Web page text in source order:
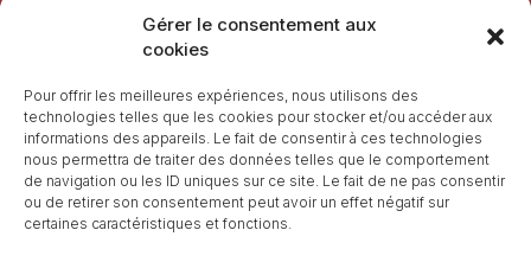
Gérer le consentement aux
cookies
Pour offrir les meilleures expériences, nous utilisons des
technologies telles que les cookies pour stocker et/ou accéder aux
informations des appareils. Le fait de consentir à ces technologies
nous permettra de traiter des données telles que le comportement
de navigation ou les ID uniques sur ce site. Le fait de ne pas consentir
ou de retirer son consentement peut avoir un effet négatif sur
certaines caractéristiques et fonctions.